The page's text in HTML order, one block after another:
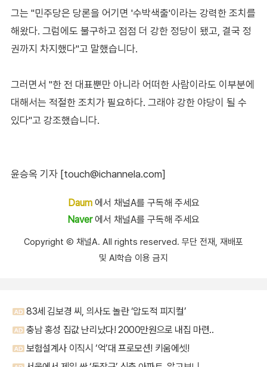
그는 "민주당은 당론을 어기면 '수박색출'이라는 강력한 조치를
해왔다. 그럼에도 불구하고 점점 더 강한 정당이 됐고, 결국 정
권까지 차지했다"고 말했습니다.
그러면서 "한 전 대표뿐만 아니라 어떠한 사람이라도 이부분에
대해서는 적절한 조치가 필요하다. 그래야 강한 야당이 될 수
있다"고 강조했습니다.
윤승옥 기자 [touch@ichannela.com]
Daum에서 채널A를 구독해 주세요
Naver에서 채널A를 구독해 주세요
Copyright Ⓒ 채널A. All rights reserved. 무단 전재, 재배포
및 AI학습 이용 금지